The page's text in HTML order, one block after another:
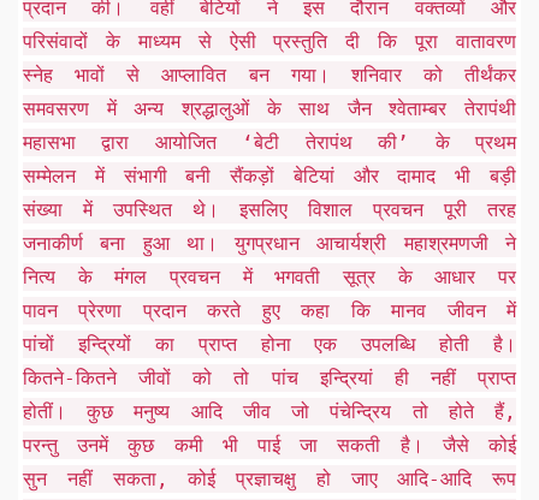
प्रदान की। वहीं बेटियों ने इस दौरान वक्तव्यों और
परिसंवादों के माध्यम से ऐसी प्रस्तुति दी कि पूरा वातावरण
स्नेह भावों से आप्लावित बन गया। शनिवार को तीर्थंकर
समवसरण में अन्य श्रद्धालुओं के साथ जैन श्वेताम्बर तेरापंथी
महासभा द्वारा आयोजित ‘बेटी तेरापंथ की’ के प्रथम
सम्मेलन में संभागी बनी सैंकड़ों बेटियां और दामाद भी बड़ी
संख्या में उपस्थित थे। इसलिए विशाल प्रवचन पूरी तरह
जनाकीर्ण बना हुआ था। युगप्रधान आचार्यश्री महाश्रमणजी ने
नित्य के मंगल प्रवचन में भगवती सूत्र के आधार पर
पावन प्रेरणा प्रदान करते हुए कहा कि मानव जीवन में
पांचों इन्द्रियों का प्राप्त होना एक उपलब्धि होती है।
कितने-कितने जीवों को तो पांच इन्द्रियां ही नहीं प्राप्त
होतीं। कुछ मनुष्य आदि जीव जो पंचेन्द्रिय तो होते हैं,
परन्तु उनमें कुछ कमी भी पाई जा सकती है। जैसे कोई
सुन नहीं सकता, कोई प्रज्ञाचक्षु हो जाए आदि-आदि रूप